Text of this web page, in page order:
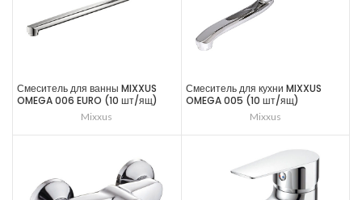
Смеситель для ванны MIXXUS
OMEGA 006 EURO (10 шт/ящ)
Mixxus
Смеситель для кухни MIXXUS
OMEGA 005 (10 шт/ящ)
Mixxus